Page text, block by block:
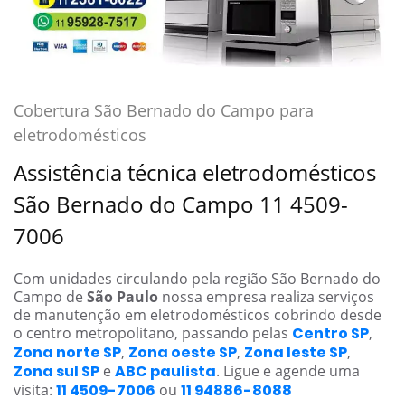
Cobertura São Bernado do Campo para
eletrodomésticos
Assistência técnica eletrodomésticos
São Bernado do Campo 11 4509-
7006
Com unidades circulando pela região São Bernado do
Campo de São Paulo nossa empresa realiza serviços
de manutenção em eletrodomésticos cobrindo desde
o centro metropolitano, passando pelas Centro SP,
Zona norte SP, Zona oeste SP, Zona leste SP,
Zona sul SP e ABC paulista. Ligue e agende uma
visita: 11 4509-7006 ou 11 94886-8088